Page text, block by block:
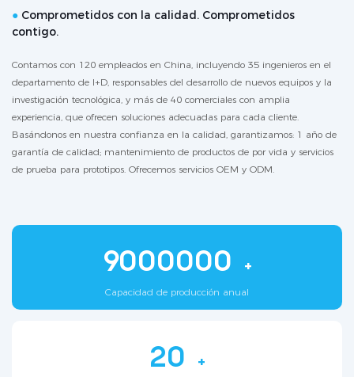
● Comprometidos con la calidad. Comprometidos
contigo.
Contamos con 120 empleados en China, incluyendo 35 ingenieros en el
departamento de I+D, responsables del desarrollo de nuevos equipos y la
investigación tecnológica, y más de 40 comerciales con amplia
experiencia, que ofrecen soluciones adecuadas para cada cliente.
Basándonos en nuestra confianza en la calidad, garantizamos: 1 año de
garantía de calidad; mantenimiento de productos de por vida y servicios
de prueba para prototipos. Ofrecemos servicios OEM y ODM.
9000000 +
Capacidad de producción anual
20 +